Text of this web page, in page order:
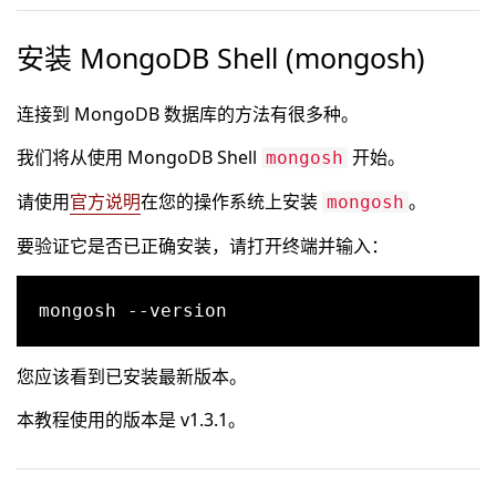
安装 MongoDB Shell (mongosh)
连接到 MongoDB 数据库的方法有很多种。
我们将从使用 MongoDB Shell mongosh 开始。
请使用官方说明在您的操作系统上安装 mongosh 。
要验证它是否已正确安装，请打开终端并输入：
您应该看到已安装最新版本。
本教程使用的版本是 v1.3.1。